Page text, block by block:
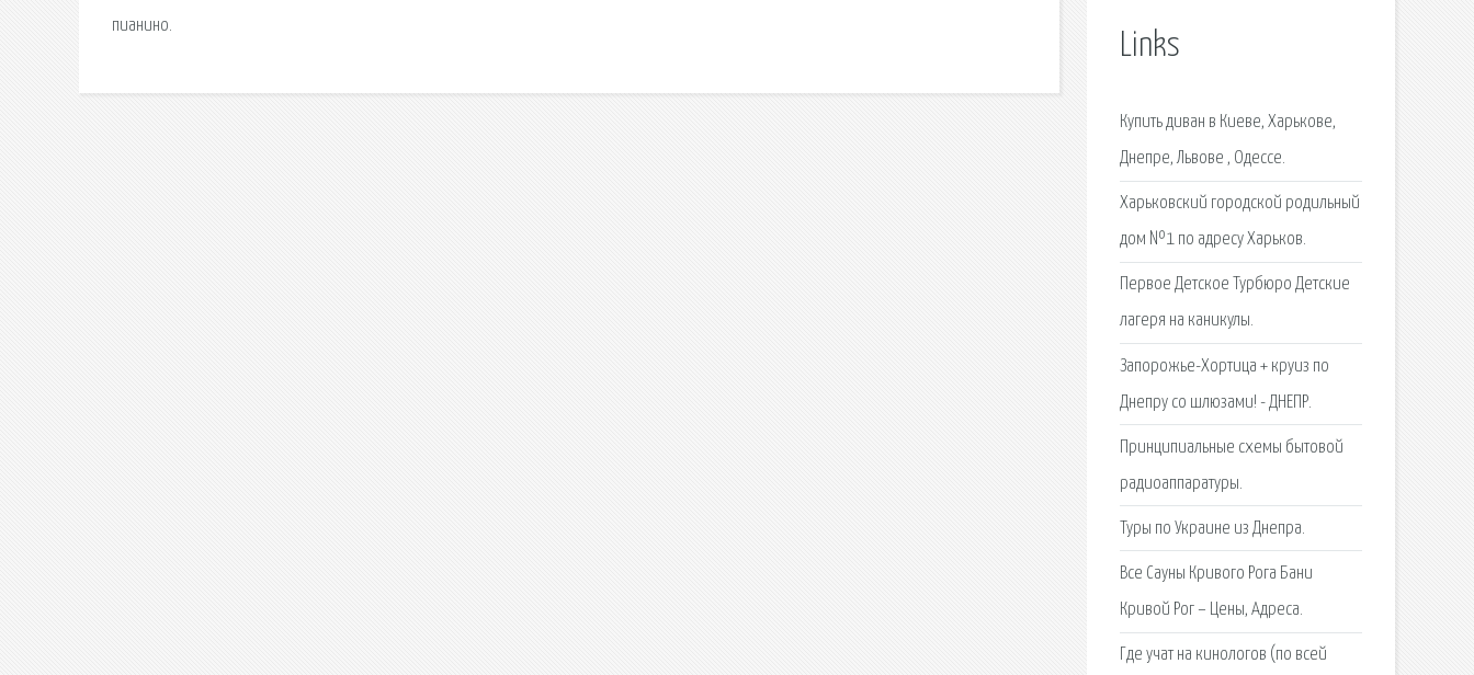
пианино.
Links
Купить диван в Киеве, Харькове,
Днепре, Львове , Одессе.
Харьковский городской родильный
дом №1 по адресу Харьков.
Первое Детское Турбюро Детские
лагеря на каникулы.
Запорожье-Хортица + круиз по
Днепру со шлюзами! - ДНЕПР.
Принципиальные схемы бытовой
радиоаппаратуры.
Туры по Украине из Днепра.
Все Сауны Кривого Рога Бани
Кривой Рог – Цены, Адреса.
Где учат на кинологов (по всей